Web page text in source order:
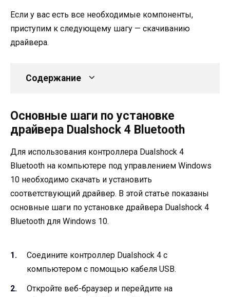
Если у вас есть все необходимые компоненты,
приступим к следующему шагу — скачиванию
драйвера.
Содержание
Основные шаги по установке
драйвера Dualshock 4 Bluetooth
Для использования контроллера Dualshock 4
Bluetooth на компьютере под управлением Windows
10 необходимо скачать и установить
соответствующий драйвер. В этой статье показаны
основные шаги по установке драйвера Dualshock 4
Bluetooth для Windows 10.
Соедините контроллер Dualshock 4 с
компьютером с помощью кабеля USB.
Откройте веб-браузер и перейдите на